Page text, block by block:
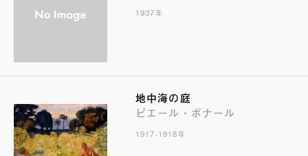
1937年
地中海の庭
ピエール・ボナール
1917-1918年